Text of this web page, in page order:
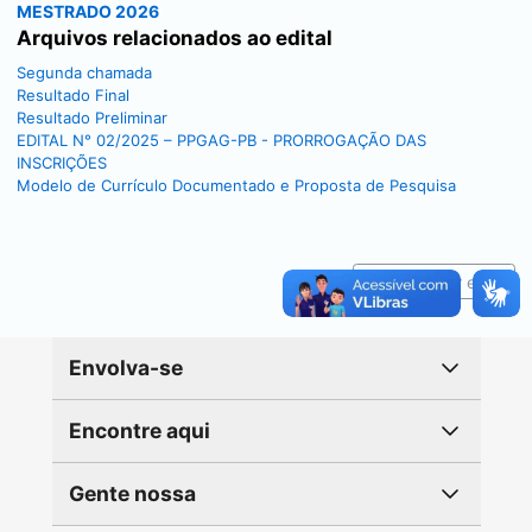
MESTRADO 2026
Arquivos relacionados ao edital
Segunda chamada
Resultado Final
Resultado Preliminar
EDITAL N° 02/2025 – PPGAG-PB - PRORROGAÇÃO DAS
INSCRIÇÕES
Modelo de Currículo Documentado e Proposta de Pesquisa
Reportar erro
Envolva-se
Encontre aqui
Gente nossa